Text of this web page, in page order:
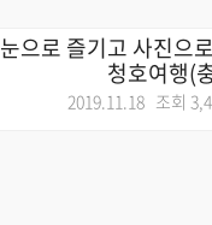
눈으로 즐기고 사진으
청호여행(
2019.11.18 조회